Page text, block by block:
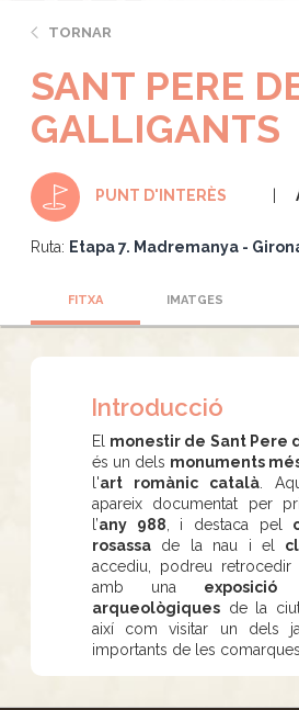
TORNAR
SANT PERE
GALLIGANTS
PUNT D'INTERÈS
Ruta: Etapa 7. Madremanya -
FITXA IMATGES
Introducció
El monestir de Sant Pere
és un dels monuments
l'art romànic català .
apareix documentat per
l’any 988 , i destaca pel
rosassa de la nau i el
accediu, podreu
amb una
arqueològiques de la
així com visitar un dels
importants de les